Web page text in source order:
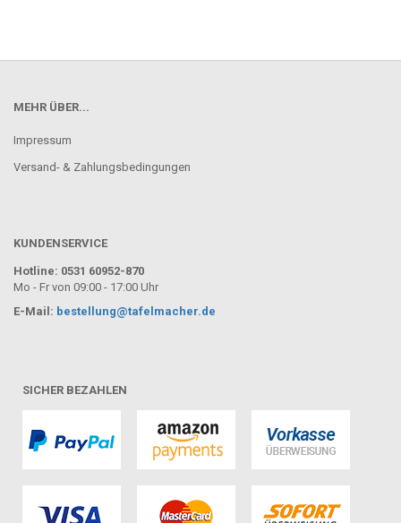
MEHR ÜBER...
Impressum
Versand- & Zahlungsbedingungen
KUNDENSERVICE
Hotline: 0531 60952-870
Mo - Fr von 09:00 - 17:00 Uhr
E-Mail: bestellung@tafelmacher.de
SICHER BEZAHLEN